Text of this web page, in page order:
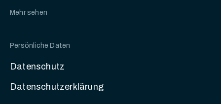
Mehr sehen
Persönliche Daten
Datenschutz
Datenschutzerklärung